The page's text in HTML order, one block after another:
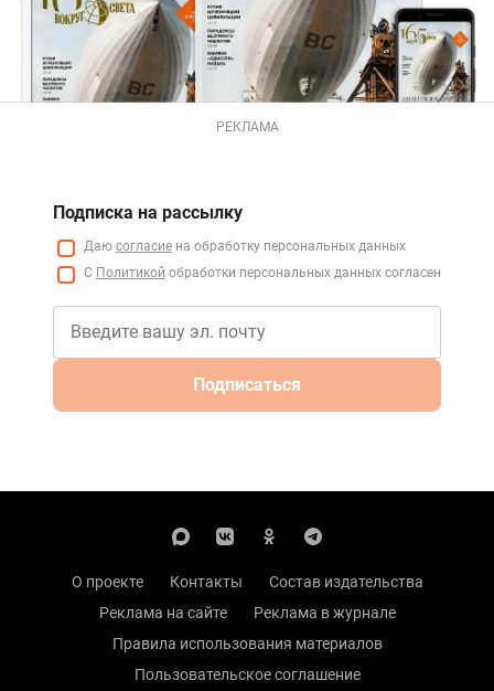
РЕКЛАМА
Подписка на рассылку
Даю согласие на обработку персональных данных
С Политикой обработки персональных данных согласен
Подписаться
О проекте Контакты
Состав издательства
Реклама на сайте
Реклама в журнале
Правила использования материалов
Пользовательское соглашение